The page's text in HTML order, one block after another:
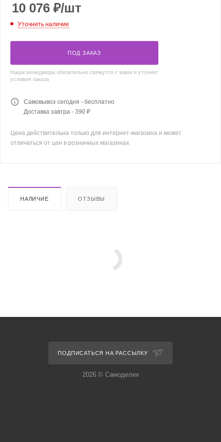
10 076 ₽/шт
Уточнить наличие
ПОД ЗАКАЗ
Наши менеджеры обязательно свяжутся с вами и уточнят
условия заказа
Самовывоз сегодня - бесплатно
Доставка завтра - 390 ₽
Цена действительна только для интернет-магазина и может
отличаться от цен в розничных магазинах
НАЛИЧИЕ ОТЗЫВЫ
ПОДПИСАТЬСЯ НА РАССЫЛКУ
2026 © Самоделки